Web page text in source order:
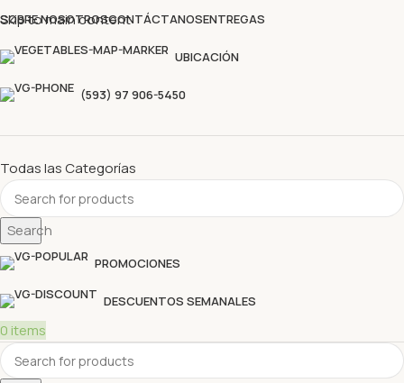
Skip to main content
Descubre nuestras ofertas y compra sin complicaciones
SOBRE NOSOTROSCONTÁCTANOSENTREGAS
UBICACIÓN
(593) 97 906-5450
Todas las Categorías
Search
PROMOCIONES
DESCUENTOS SEMANALES
0 items